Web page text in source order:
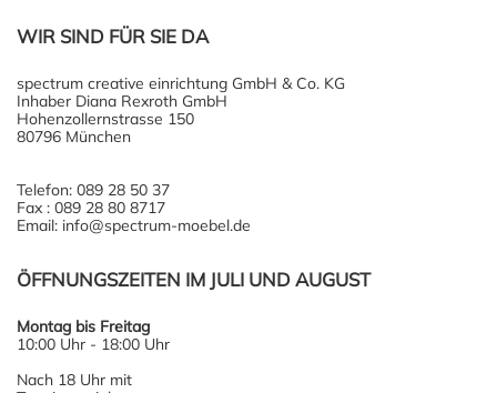
WIR SIND FÜR SIE DA
spectrum creative einrichtung GmbH & Co. KG
Inhaber Diana Rexroth GmbH
Hohenzollernstrasse 150
80796 München
Telefon: 089 28 50 37
Fax : 089 28 80 8717
Email: info@spectrum-moebel.de
ÖFFNUNGSZEITEN IM JULI UND AUGUST
Montag bis Freitag
10:00 Uhr - 18:00 Uhr
Nach 18 Uhr mit